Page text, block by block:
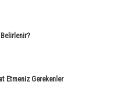
Etmeniz Gerekenler